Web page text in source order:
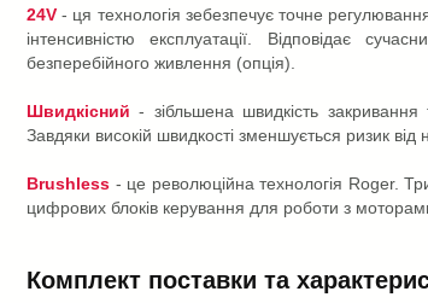
24V - ця технологія зебезпечує точне
інтенсивністю експлуатації. Відповідає
безперебійного живлення (опція).
Швидкісний - зібльшена швидкість
Завдяки високій швидкості зменшується ризик
Brushless - це революційна технологія Roger.
цифрових блоків керування для роботи з
Комплект поставки та